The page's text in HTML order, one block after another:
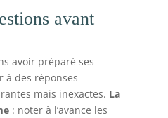
avant
avoir préparé ses
à des réponses
mais inexactes. La
: noter à l’avance les